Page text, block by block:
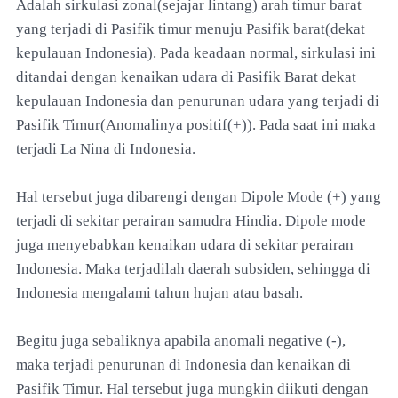
Adalah sirkulasi zonal(sejajar lintang) arah timur barat
yang terjadi di Pasifik timur menuju Pasifik barat(dekat
kepulauan Indonesia). Pada keadaan normal, sirkulasi ini
ditandai dengan kenaikan udara di Pasifik Barat dekat
kepulauan Indonesia dan penurunan udara yang terjadi di
Pasifik Timur(Anomalinya positif(+)). Pada saat ini maka
terjadi La Nina di Indonesia.
Hal tersebut juga dibarengi dengan Dipole Mode (+) yang
terjadi di sekitar perairan samudra Hindia. Dipole mode
juga menyebabkan kenaikan udara di sekitar perairan
Indonesia. Maka terjadilah daerah subsiden, sehingga di
Indonesia mengalami tahun hujan atau basah.
Begitu juga sebaliknya apabila anomali negative (-),
maka terjadi penurunan di Indonesia dan kenaikan di
Pasifik Timur. Hal tersebut juga mungkin diikuti dengan